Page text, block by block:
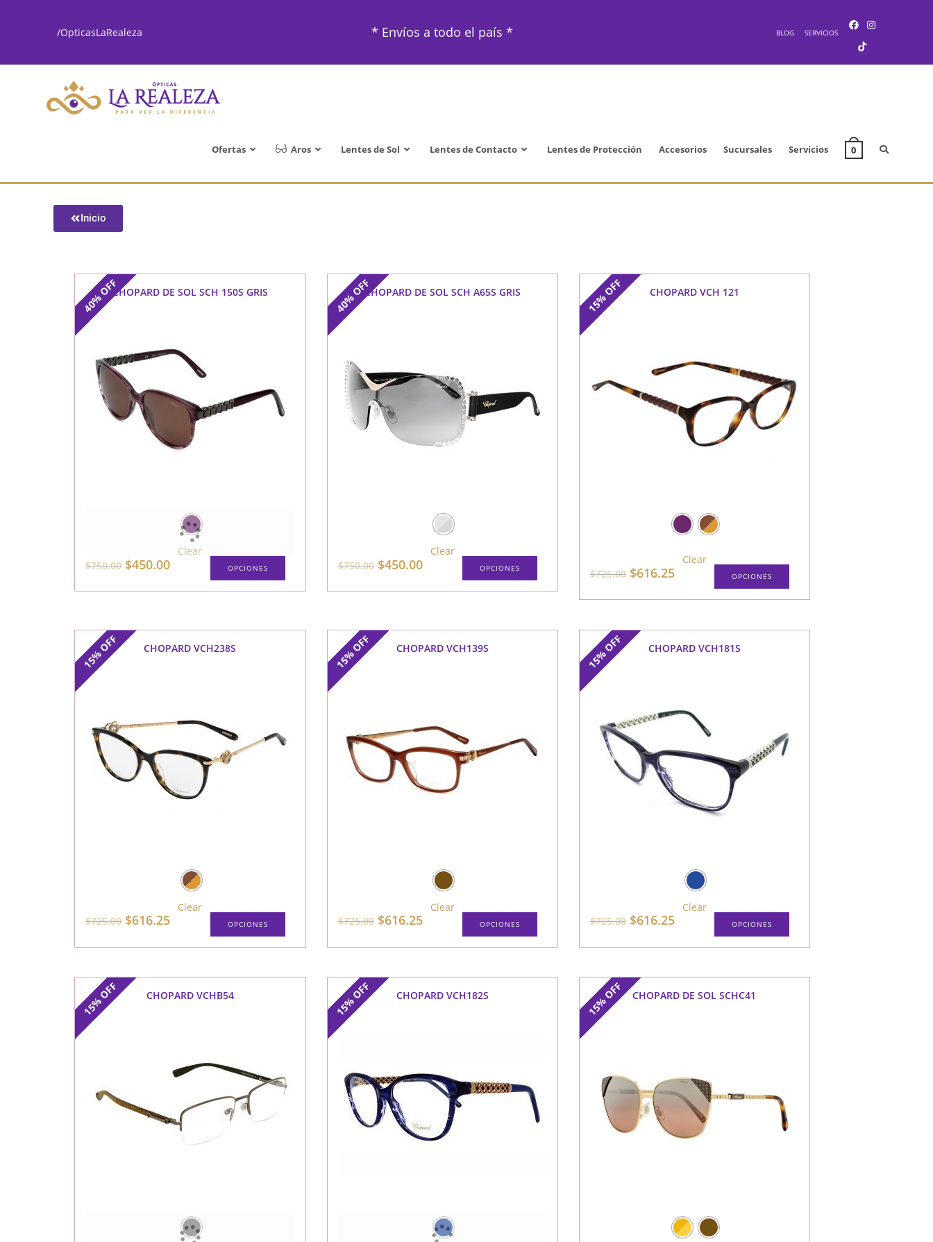
/OpticasLaRealeza * Envíos a todo el país * BLOG SERVICIOS
Ofertas Aros Lentes de Sol Lentes de Contacto Lentes de Protección Accesorios Sucursales Servicios 0
Inicio
40%
OFFCHOPARD DE SOL SCH 150S GRIS
Clear
$750.00 $450.00 OPCIONES
40%
OFFCHOPARD DE SOL SCH A65S GRIS
Clear
$750.00 $450.00 OPCIONES
15%
OFF CHOPARD VCH 121
Clear
$725.00 $616.25 OPCIONES
15%
OFF CHOPARD VCH238S
Clear
$725.00 $616.25 OPCIONES
15%
OFF CHOPARD VCH139S
Clear
$725.00 $616.25 OPCIONES
15%
OFF CHOPARD VCH181S
Clear
$725.00 $616.25 OPCIONES
15%
OFF CHOPARD VCHB54 15%
OFF CHOPARD VCH182S 15%
OFF CHOPARD DE SOL SCHC41